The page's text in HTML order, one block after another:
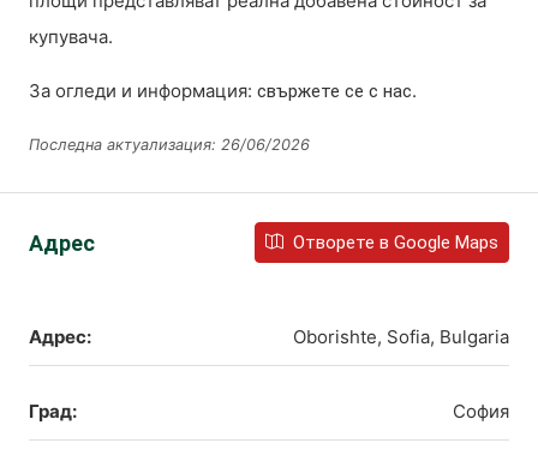
купувача.
За огледи и информация: свържете се с нас.
Последна актуализация: 26/06/2026
Адрес Отворете в Google Maps
Адрес: Oborishte, Sofia, Bulgaria
Град: София